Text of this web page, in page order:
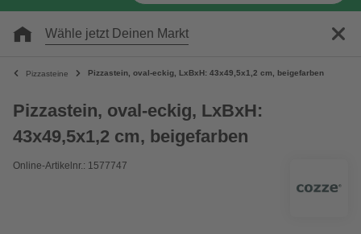
Wähle jetzt Deinen Markt
Pizzasteine Pizzastein, oval-eckig, LxBxH: 43x49,5x1,2 cm, beigefarben
Pizzastein, oval-eckig, LxBxH:
43x49,5x1,2 cm, beigefarben
Online-Artikelnr.: 1577747